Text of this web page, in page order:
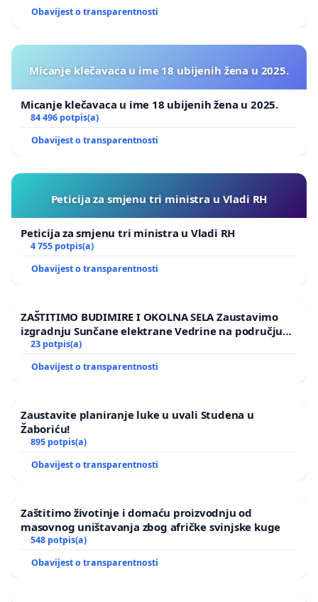
Obavijest o transparentnosti
Micanje klečavaca u ime 18 ubijenih žena u 2025.
Micanje klečavaca u ime 18 ubijenih žena u 2025.
84 496 potpis(a)
Obavijest o transparentnosti
Peticija za smjenu tri ministra u Vladi RH
Peticija za smjenu tri ministra u Vladi RH
4 755 potpis(a)
Obavijest o transparentnosti
ZAŠTITIMO BUDIMIRE I OKOLNA SELA Zaustavimo
izgradnju Sunčane elektrane Vedrine na području
Ugljana
23 potpis(a)
Obavijest o transparentnosti
Zaustavite planiranje luke u uvali Studena u
Žaboriću!
895 potpis(a)
Obavijest o transparentnosti
Zaštitimo životinje i domaću proizvodnju od
masovnog uništavanja zbog afričke svinjske kuge
548 potpis(a)
Obavijest o transparentnosti